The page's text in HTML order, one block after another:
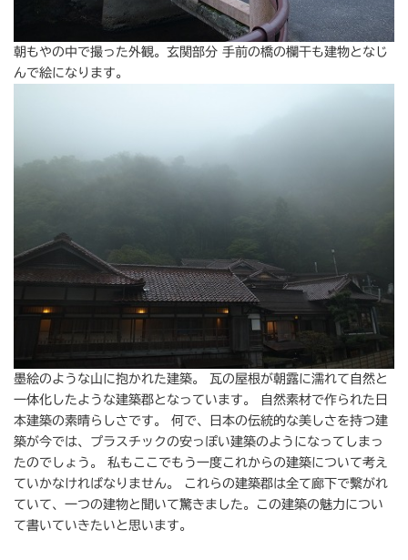
朝もやの中で撮った外観。玄関部分 手前の橋の欄干も建物となじ
んで絵になります。
墨絵のような山に抱かれた建築。 瓦の屋根が朝露に濡れて自然と
一体化したような建築郡となっています。 自然素材で作られた日
本建築の素晴らしさです。 何で、日本の伝統的な美しさを持つ建
築が今では、プラスチックの安っぽい建築のようになってしまっ
たのでしょう。 私もここでもう一度これからの建築について考え
ていかなければなりません。 これらの建築郡は全て廊下で繫がれ
ていて、一つの建物と聞いて驚きました。この建築の魅力につい
て書いていきたいと思います。